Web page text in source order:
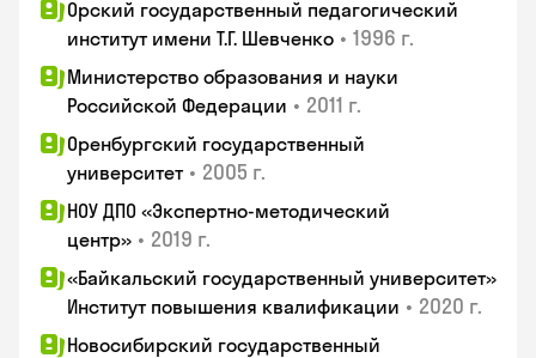
Орский государственный педагогический
институт имени Т.Г. Шевченко • 1996 г.
Министерство образования и науки
Российской Федерации • 2011 г.
Оренбургский государственный
университет • 2005 г.
НОУ ДПО «Экспертно-методический
центр» • 2019 г.
«Байкальский государственный университет»
Институт повышения квалификации • 2020 г.
Новосибирский государственный